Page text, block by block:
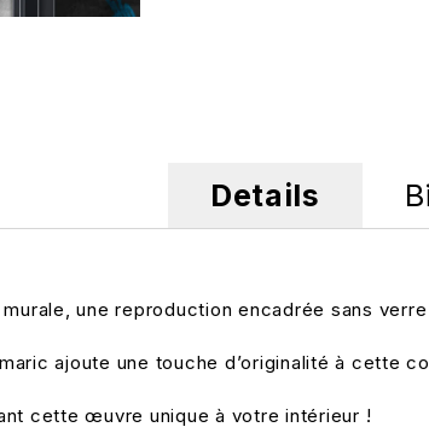
Details
une reproduction encadrée sans
ajoute une touche d’originalité à cette
cette œuvre unique à votre intérieur !